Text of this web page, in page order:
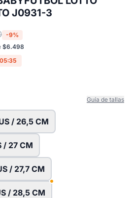
J0931-3
-9%
$6.498
Guía de tallas
/ 26,5 CM
/ 27 CM
/ 27,7 CM
/ 28,5 CM